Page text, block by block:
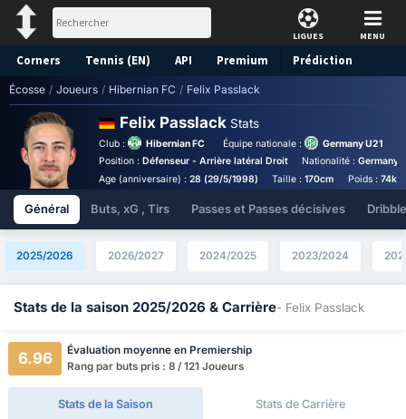
LIGUES MENU
Corners Tennis (EN) API Premium Prédiction
Écosse / Joueurs / Hibernian FC / Felix Passlack
Felix Passlack Stats
Club : Hibernian FC Équipe nationale :
Germany U21
Position : Défenseur - Arrière latéral Droit Nationalité :Germany
Age (anniversaire) : 28 (29/5/1998) Taille :170cm Poids : 74kg
Général Buts, xG , Tirs Passes et Passes décisives
2025/2026 2026/2027 2024/2025 2023/2024
Stats de la saison 2025/2026 & Carrière- Felix Passlack
6.96
Évaluation moyenne en Premiership
Rang par buts pris : 8 / 121 Joueurs
Stats de la Saison Stats de Carrière